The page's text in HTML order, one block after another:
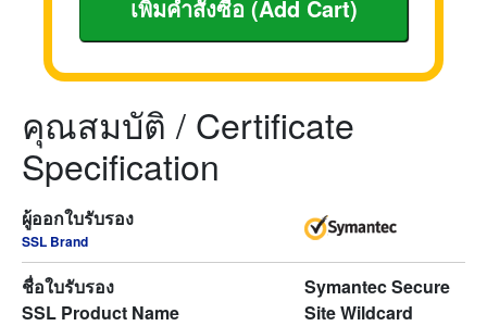
คุณสมบัติ / Certificate
Specification
ผู้ออกใบรับรอง
SSL Brand
ชื่อใบรับรอง
SSL Product Name
Symantec Secure
Site Wildcard